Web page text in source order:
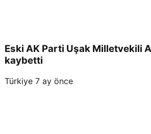
Eski AK Parti Uşak Milletvekili
kaybetti
Türkiye 7 ay önce